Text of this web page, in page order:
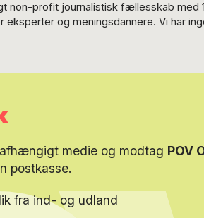
non-profit journalistisk fællesskab med
eksperter og meningsdannere. Vi har
medie og modtag POV
postkasse.
fra ind- og udland